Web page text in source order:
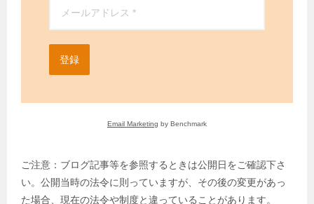
登録
Email Marketing by Benchmark
ご注意：ブログ記事等を参照するときは公開日をご確認下さ
い。公開当時の法令に則っていますが、その後の変更があっ
た場合、現在の法令や制度と違っていることがあります。